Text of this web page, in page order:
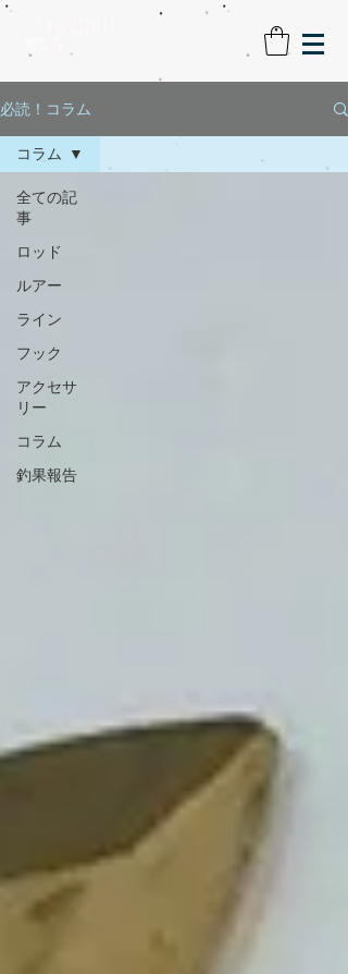
必読！コラム
全ての記
事
ロッド
ルアー
ライン
フック
アクセサ
リー
コラム
釣果報告
コラム